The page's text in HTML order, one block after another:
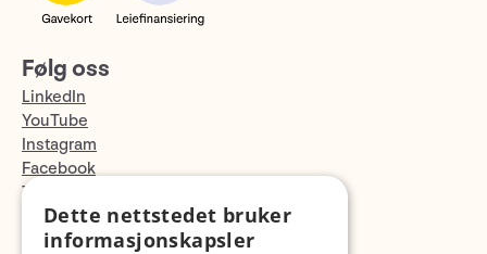
Følg oss
LinkedIn
YouTube
Instagram
Facebook
TikTok
Fotopodden
Dette nettstedet bruker
informasjonskapsler